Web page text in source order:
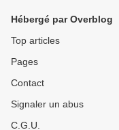
Hébergé par Overblog
Top articles
Pages
Contact
Signaler un abus
C.G.U.